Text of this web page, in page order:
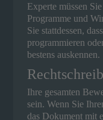
Experte müssen
Programme und
Sie stattdessen,
programmieren
bestens auskennen.
Ihre gesamten
sein. Wenn Sie
das Dokument mit